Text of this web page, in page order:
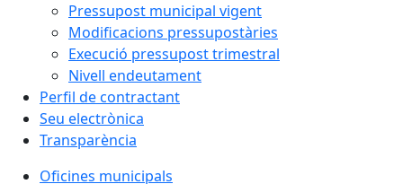
Pressupost municipal vigent
Modificacions pressupostàries
Execució pressupost trimestral
Nivell endeutament
Perfil de contractant
Seu electrònica
Transparència
Oficines municipals